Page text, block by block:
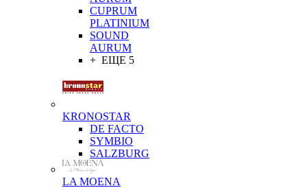
CUPRUM
PLATINIUM
SOUND
AURUM
+ ЕЩЕ 5
KRONOSTAR
DE FACTO
SYMBIO
SALZBURG
LA MOENA